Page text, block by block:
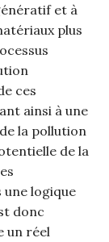
et à
plus
ces
ainsi à une
la pollution
de la
une logique
donc
un réel